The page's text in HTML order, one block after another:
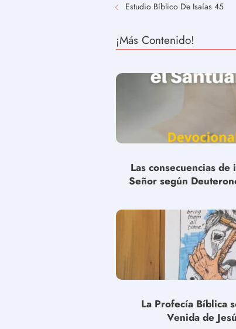
Estudio Bíblico De Isaías 45
¡Más Contenido!
Las consecuencias de
Señor según
La Profecía Bíblica
Venida de